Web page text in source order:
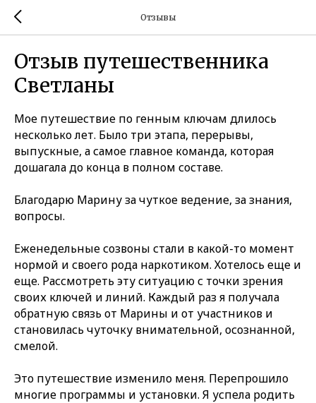
Отзывы
Отзыв путешественника
Светланы
Мое путешествие по генным ключам длилось
несколько лет. Было три этапа, перерывы,
выпускные, а самое главное команда, которая
дошагала до конца в полном составе.
Благодарю Марину за чуткое ведение, за знания,
вопросы.
Еженедельные созвоны стали в какой-то момент
нормой и своего рода наркотиком. Хотелось еще и
еще. Рассмотреть эту ситуацию с точки зрения
своих ключей и линий. Каждый раз я получала
обратную связь от Марины и от участников и
становилась чуточку внимательной, осознанной,
смелой.
Это путешествие изменило меня. Перепрошило
многие программы и установки. Я успела родить